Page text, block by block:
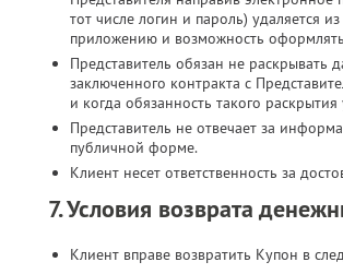
тот числе логин и пароль) удаляется
приложению и возможность
Представитель обязан не раскрывать
заключенного контракта с
и когда обязанность такого
Представитель не отвечает за
публичной форме.
Клиент несет ответственность за
7. Условия возврата
Клиент вправе возвратить Купон в